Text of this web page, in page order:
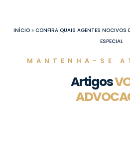
INÍCIO» CONFIRA QUAIS AGENTES NOCIVOS
ESPECIAL
MANTENHA-SE
Artigos